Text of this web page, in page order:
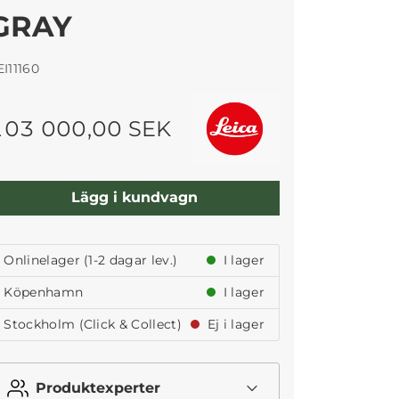
000,00 SEK
Lägg i kundvagn
Onlinelager (1-2 dagar lev.)
I lager
Köpenhamn
I lager
Stockholm (Click & Collect)
Ej i lager
Produktexperter